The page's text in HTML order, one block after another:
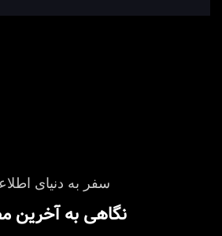
سفر به دنیای
نگاهی به آخرین